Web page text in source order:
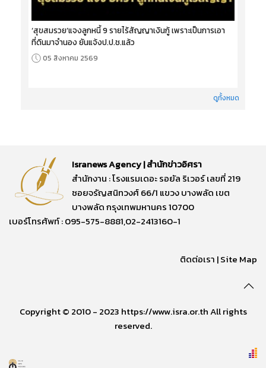
‘สุขสมรวย’แจงลูกหนี้ 9 รายไร้สัญญาเงินกู้ เพราะเป็นการเอา
ที่ดินมาจำนอง ยันแจ้งป.ป.ช.แล้ว
05 สิงหาคม 2569
ดูทั้งหมด
Isranews Agency | สำนักข่าวอิศรา
สำนักงาน : โรงแรมเดอะ รอยัล ริเวอร์ เลขที่ 219
ซอยจรัญสนิทวงศ์ 66/1 แขวง บางพลัด เขต
บางพลัด กรุงเทพมหานคร 10700
เบอร์โทรศัพท์ : 095-575-8881,02-2413160-1
ติดต่อเรา |Site Map
Copyright © 2010 - 2023 https://www.isra.or.th All rights
reserved.